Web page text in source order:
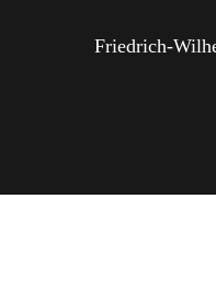
Friedrich-